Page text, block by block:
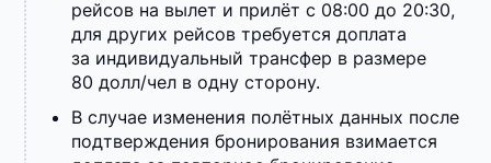
рейсов на вылет и прилёт с 08:00 до 20:30,
для других рейсов требуется доплата
за индивидуальный трансфер в размере
80 долл/чел в одну сторону.
В случае изменения полётных данных после
подтверждения бронирования взимается